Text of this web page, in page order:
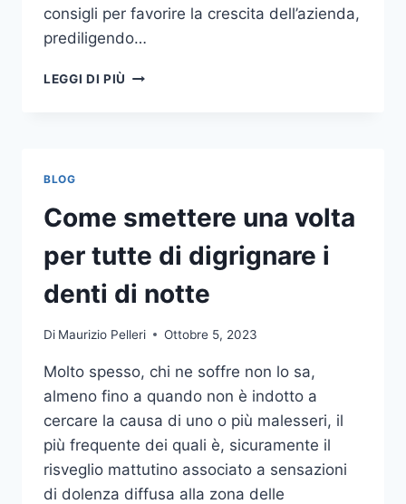
consigli per favorire la crescita dell’azienda,
prediligendo…
LEGGI DI PIÙ IL
BLOG
Come smettere una volta
per tutte di digrignare i
denti di notte
Di Maurizio Pelleri Ottobre 5, 2023
Molto spesso, chi ne soffre non lo sa,
almeno fino a quando non è indotto a
cercare la causa di uno o più malesseri, il
più frequente dei quali è, sicuramente il
risveglio mattutino associato a sensazioni
di dolenza diffusa alla zona delle